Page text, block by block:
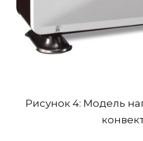
Рисунок 4: Модель